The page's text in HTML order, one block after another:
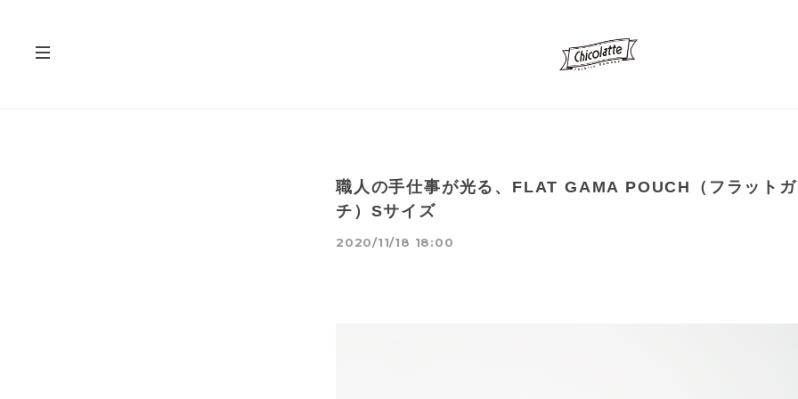
職人の手仕事が光る、FLAT GAMA POUCH（フラット
チ）Sサイズ
2020/11/18 18:00